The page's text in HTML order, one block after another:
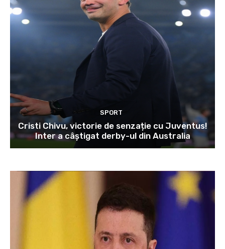
SPORT
Cristi Chivu, victorie de senzație cu Juventus!
Inter a câștigat derby-ul din Australia